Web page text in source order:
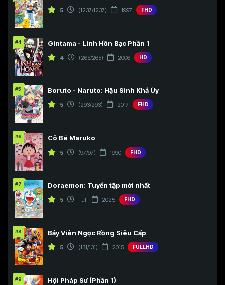
5 (1237/1237) 1997 FHD
#4 Gintama - Linh Hồn Bạc Phần 1
4 (265/265) 2006 HD
#5 Boruto - Naruto: Hậu Sinh Khả Úy
5 (293/293) 2017 FHD
#6 Cô Bé Maruko
5 (97/97) 1990 FHD
#7 Doraemon: Tuyển tập mới nhất
5 Full 2025 FHD
#8 Bảy Viên Ngọc Rồng Siêu Cấp
5 (131/131) 2015 FULLHD
#9 Hội Pháp Sư (Phần 1)